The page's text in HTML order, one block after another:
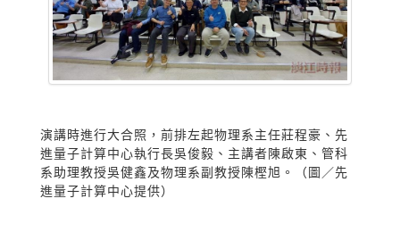
演講時進行大合照，前排左起物理系主任莊程豪、先
進量子計算中心執行長吳俊毅、主講者陳啟東、管科
系助理教授吳健鑫及物理系副教授陳樫旭。（圖／先
進量子計算中心提供）